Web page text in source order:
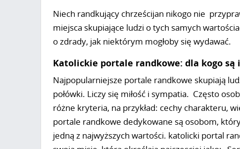
Niech randkujący chrześcijan nikogo nie
miejsca skupiające ludzi o tych samych
o zdrady, jak niektórym mogłoby się wydawać.
Katolickie portale randkowe: dla kogo są
Najpopularniejsze portale randkowe skupiają
połówki. Liczy się miłość i sympatia. Często
różne kryteria, na przykład: cechy charakteru,
portale randkowe dedykowane są osobom,
jedną z najwyższych wartości. katolicki portal